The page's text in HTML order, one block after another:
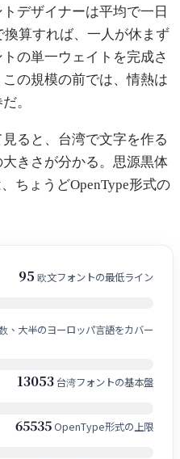
デザイナーは平均で一日
換算すれば、一人が休まず
の単一ウェイトを完成さ
の規模の前では、情熱は
。
ると、台湾で文字を作る
きさが分かる。思源黒体
ちょうどOpenType形式の
95 欧文フォントの最低ライン
、大半のヨーロッパ言語をカバー
13053 台湾フォントの基本盤
65535OpenType形式の上限